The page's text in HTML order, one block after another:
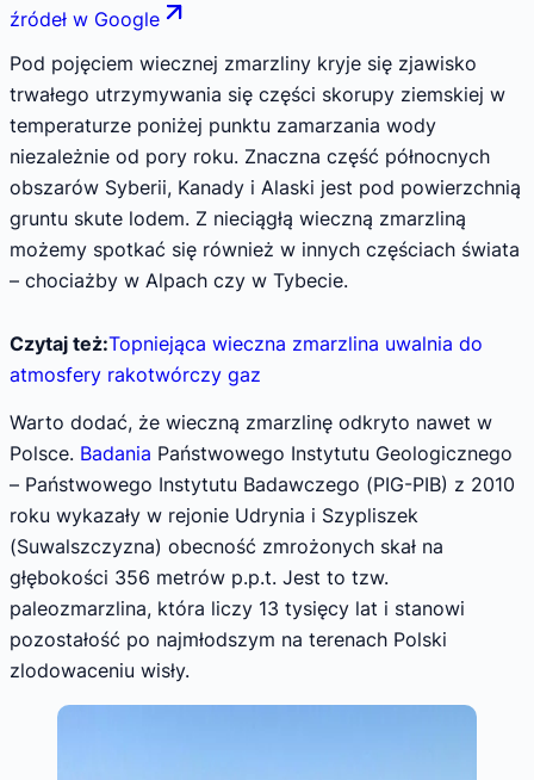
źródeł w Google
Pod pojęciem wiecznej zmarzliny kryje się zjawisko
trwałego utrzymywania się części skorupy ziemskiej w
temperaturze poniżej punktu zamarzania wody
niezależnie od pory roku. Znaczna część północnych
obszarów Syberii, Kanady i Alaski jest pod powierzchnią
gruntu skute lodem. Z nieciągłą wieczną zmarzliną
możemy spotkać się również w innych częściach świata
– chociażby w Alpach czy w Tybecie.
Czytaj też:Topniejąca wieczna zmarzlina uwalnia do
atmosfery rakotwórczy gaz
Warto dodać, że wieczną zmarzlinę odkryto nawet w
Polsce. Badania Państwowego Instytutu Geologicznego
– Państwowego Instytutu Badawczego (PIG-PIB) z 2010
roku wykazały w rejonie Udrynia i Szypliszek
(Suwalszczyzna) obecność zmrożonych skał na
głębokości 356 metrów p.p.t. Jest to tzw.
paleozmarzlina, która liczy 13 tysięcy lat i stanowi
pozostałość po najmłodszym na terenach Polski
zlodowaceniu wisły.